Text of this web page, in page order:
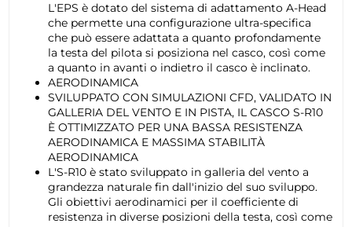
L'EPS è dotato del sistema di adattamento A-Head
che permette una configurazione ultra-specifica
che può essere adattata a quanto profondamente
la testa del pilota si posiziona nel casco, così come
a quanto in avanti o indietro il casco è inclinato.
AERODINAMICA
SVILUPPATO CON SIMULAZIONI CFD, VALIDATO IN
GALLERIA DEL VENTO E IN PISTA, IL CASCO S-R10
È OTTIMIZZATO PER UNA BASSA RESISTENZA
AERODINAMICA E MASSIMA STABILITÀ
AERODINAMICA
L'S-R10 è stato sviluppato in galleria del vento a
grandezza naturale fin dall'inizio del suo sviluppo.
Gli obiettivi aerodinamici per il coefficiente di
resistenza in diverse posizioni della testa, così come